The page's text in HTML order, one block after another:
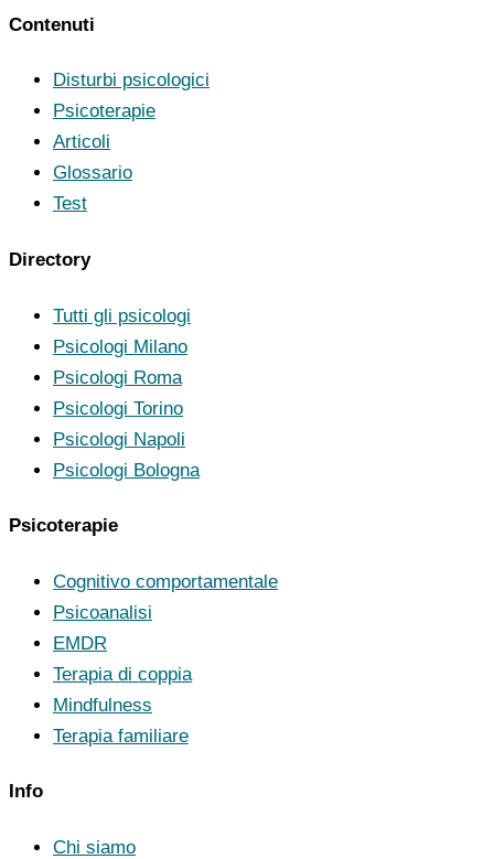
Contenuti
Disturbi psicologici
Psicoterapie
Articoli
Glossario
Test
Directory
Tutti gli psicologi
Psicologi Milano
Psicologi Roma
Psicologi Torino
Psicologi Napoli
Psicologi Bologna
Psicoterapie
Cognitivo comportamentale
Psicoanalisi
EMDR
Terapia di coppia
Mindfulness
Terapia familiare
Info
Chi siamo